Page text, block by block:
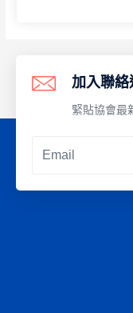
v
加入聯絡
緊貼協會最